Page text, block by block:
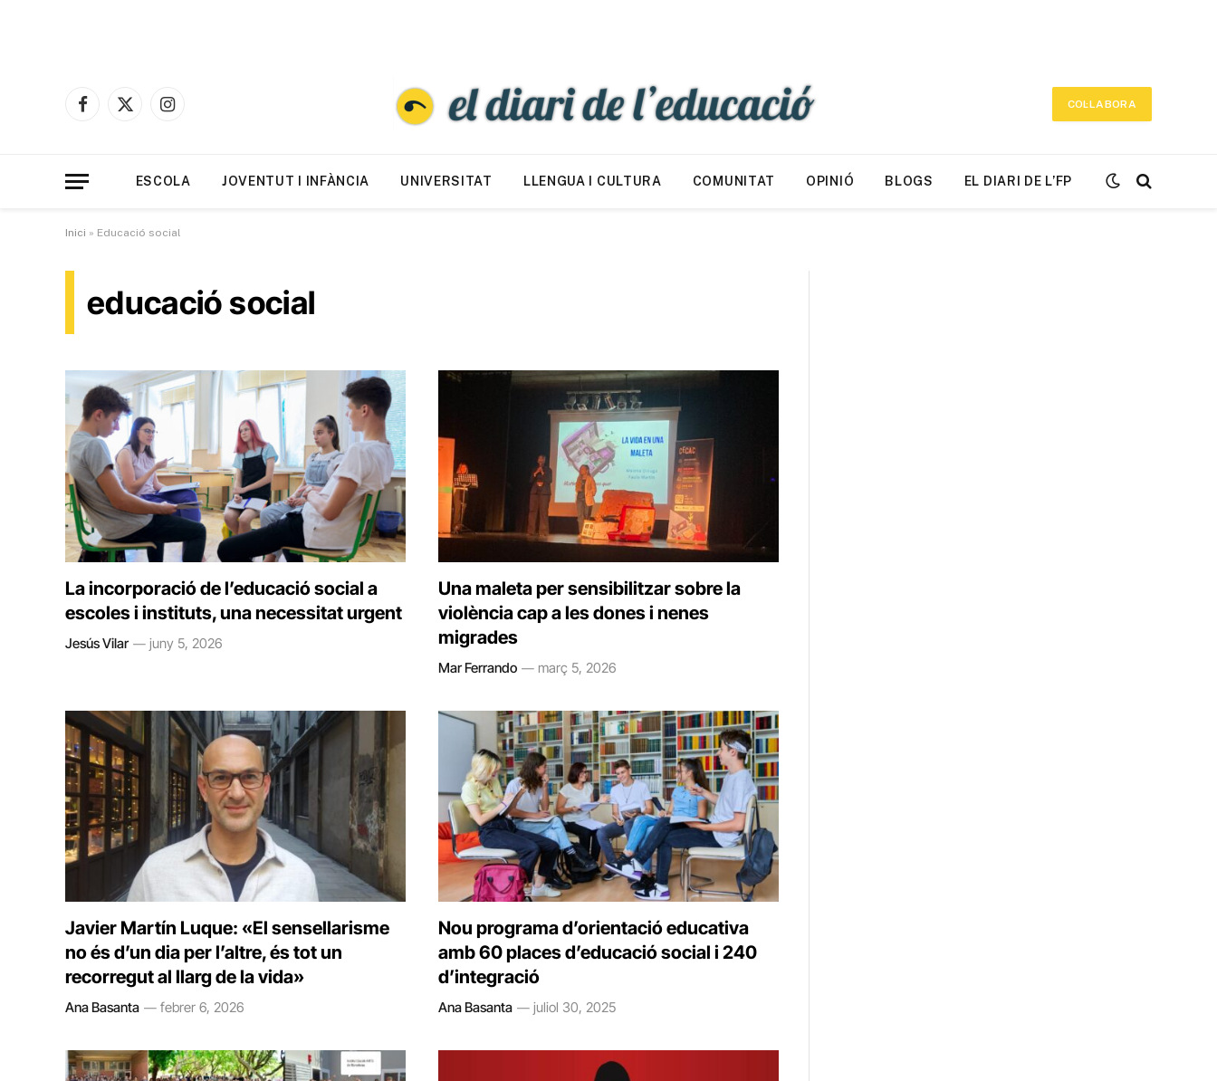
Facebook
X
Instagram
COL·LABORA
ESCOLA JOVENTUT I INFÀNCIA UNIVERSITAT LLENGUA I CULTURA COMUNITAT OPINIÓ BLOGS EL DIARI DE L’FP
Inici » Educació social
educació social
La incorporació de l’educació social a
escoles i instituts, una necessitat urgent
Jesús Vilar juny 5, 2026
Una maleta per sensibilitzar sobre la
violència cap a les dones i nenes
migrades
Mar Ferrando març 5, 2026
Javier Martín Luque: «El sensellarisme
no és d’un dia per l’altre, és tot un
recorregut al llarg de la vida»
Ana Basanta febrer 6, 2026
Nou programa d’orientació educativa
amb 60 places d’educació social i 240
d’integració
Ana Basanta juliol 30, 2025